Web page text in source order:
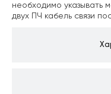
необходимо указывать
двух ПЧ кабель связи